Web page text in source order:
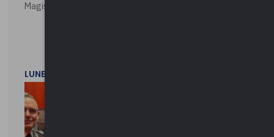
Magistratura e Costituzione. Le ragioni del SÌ e del NO
LUNEDì 1 DICEMBRE 2025